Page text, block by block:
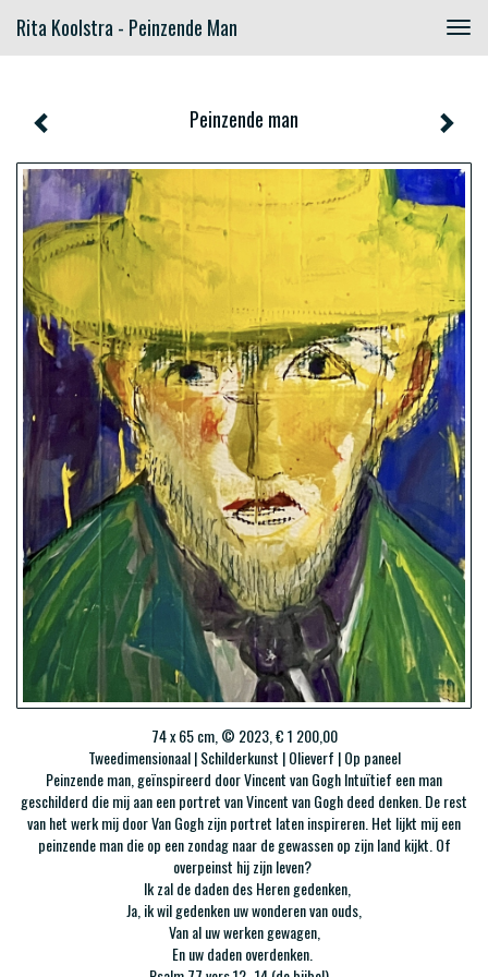
Rita Koolstra - Peinzende Man
Peinzende man
74 x 65 cm, © 2023, € 1 200,00
Tweedimensionaal | Schilderkunst | Olieverf | Op paneel
Peinzende man, geïnspireerd door Vincent van Gogh Intuïtief een man
geschilderd die mij aan een portret van Vincent van Gogh deed denken. De rest
van het werk mij door Van Gogh zijn portret laten inspireren. Het lijkt mij een
peinzende man die op een zondag naar de gewassen op zijn land kijkt. Of
overpeinst hij zijn leven?
Ik zal de daden des Heren gedenken,
Ja, ik wil gedenken uw wonderen van ouds,
Van al uw werken gewagen,
En uw daden overdenken.